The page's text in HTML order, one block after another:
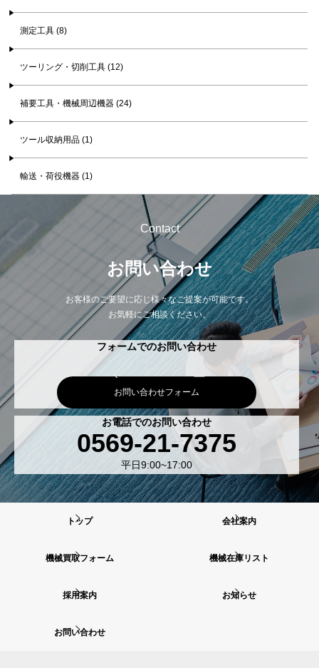
測定工具 (8)
ツーリング・切削工具 (12)
補要工具・機械周辺機器 (24)
ツール収納用品 (1)
輸送・荷役機器 (1)
Contact
お問い合わせ
お客様のご要望に応じ様々なご提案が可能です。
お気軽にご相談ください。
フォームでのお問い合わせ
お問い合わせフォーム
お電話でのお問い合わせ
0569-21-7375
平日9:00~17:00
トップ 会社案内
機械買取フォーム 機械在庫リスト
採用案内 お知らせ
お問い合わせ